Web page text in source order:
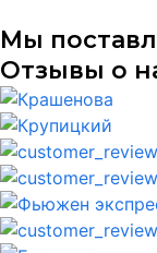
Мы
Отзывы о